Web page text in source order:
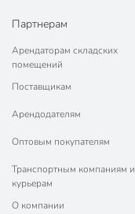
Партнерам
Арендаторам складских
помещений
Поставщикам
Арендодателям
Оптовым покупателям
Транспортным компаниям и
курьерам
О компании